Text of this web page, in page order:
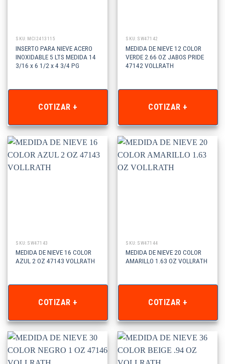
SKU: MCI2413115
INSERTO PARA NIEVE ACERO
INOXIDABLE 5 LTS MEDIDA 14
3/16 x 6 1/2 x 4 3/4 PG
COTIZAR +
SKU: SW47142
MEDIDA DE NIEVE 12 COLOR
VERDE 2.66 OZ JABOS PRIDE
47142 VOLLRATH
COTIZAR +
SKU: SW47143
MEDIDA DE NIEVE 16 COLOR
AZUL 2 OZ 47143 VOLLRATH
COTIZAR +
SKU: SW47144
MEDIDA DE NIEVE 20 COLOR
AMARILLO 1.63 OZ VOLLRATH
COTIZAR +